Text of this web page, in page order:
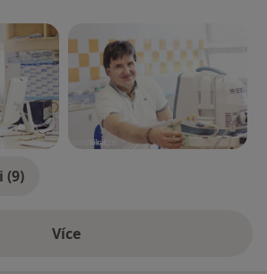
(9)
Víceo zkušenostech